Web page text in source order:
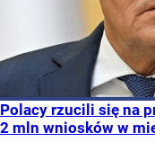
Polacy rzucili się na
2 mln wniosków w